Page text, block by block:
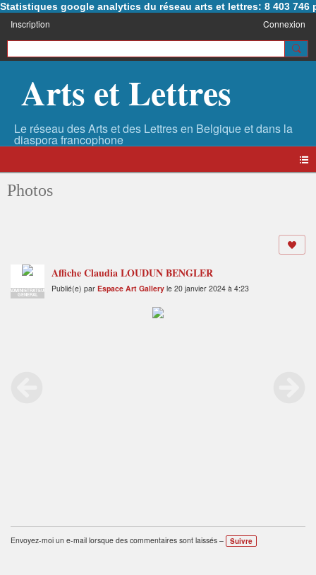
Statistiques google analytics du réseau arts et lettres: 8 403 746
Inscription Connexion
Arts et Lettres
Photos
ADMINISTRATEUR
GENERAL
Affiche Claudia LOUDUN BENGLER
Publié(e) par Espace Art Gallery le 20 janvier 2024 à 4:23
Envoyez-moi un e-mail lorsque des commentaires sont laissés – Suivre